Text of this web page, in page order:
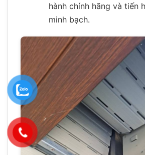
hành chính hãng và tiến
minh bạch.